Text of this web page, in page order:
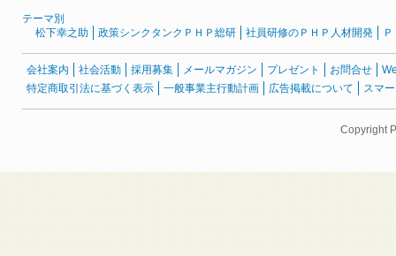
テーマ別
松下幸之助
政策シンクタンクＰＨＰ総研 社員研修のＰＨＰ人材開発
会社案内 社会活動 採用募集 メールマガジン プレゼント お問合せ
特定商取引法に基づく表示
一般事業主行動計画 広告掲載について スマ
Copyright